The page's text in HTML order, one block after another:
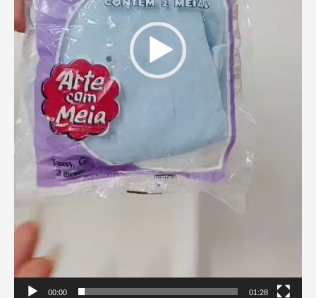
00:00 01:28